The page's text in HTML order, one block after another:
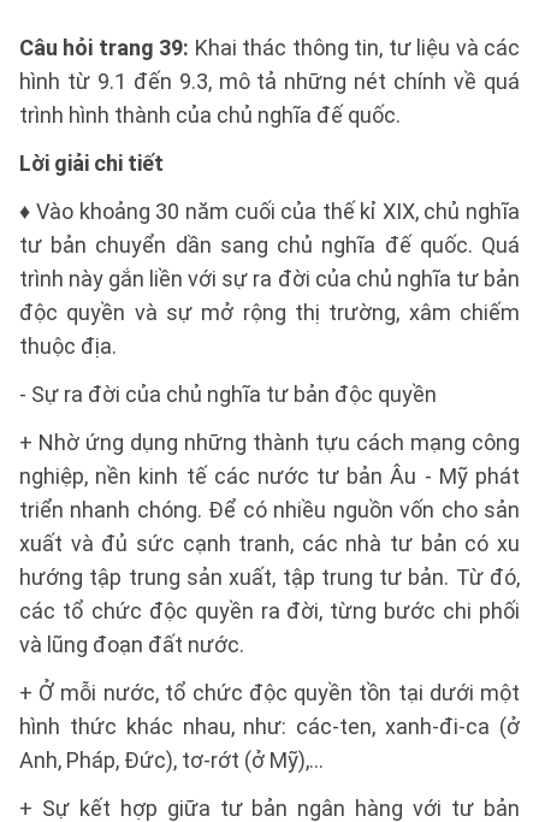
Câu hỏi trang 39: Khai thác thông tin, tư liệu và các
hình từ 9.1 đến 9.3, mô tả những nét chính về quá
trình hình thành của chủ nghĩa đế quốc.
Lời giải chi tiết
♦ Vào khoảng 30 năm cuối của thế kỉ XIX, chủ nghĩa
tư bản chuyển dần sang chủ nghĩa đế quốc. Quá
trình này gắn liền với sự ra đời của chủ nghĩa tư bản
độc quyền và sự mở rộng thị trường, xâm chiếm
thuộc địa.
- Sự ra đời của chủ nghĩa tư bản độc quyền
+ Nhờ ứng dụng những thành tựu cách mạng công
nghiệp, nền kinh tế các nước tư bản Âu - Mỹ phát
triển nhanh chóng. Để có nhiều nguồn vốn cho sản
xuất và đủ sức cạnh tranh, các nhà tư bản có xu
hướng tập trung sản xuất, tập trung tư bản. Từ đó,
các tổ chức độc quyền ra đời, từng bước chi phối
và lũng đoạn đất nước.
+ Ở mỗi nước, tổ chức độc quyền tồn tại dưới một
hình thức khác nhau, như: các-ten, xanh-đi-ca (ở
Anh, Pháp, Đức), tơ-rớt (ở Mỹ),...
+ Sự kết hợp giữa tư bản ngân hàng với tư bản